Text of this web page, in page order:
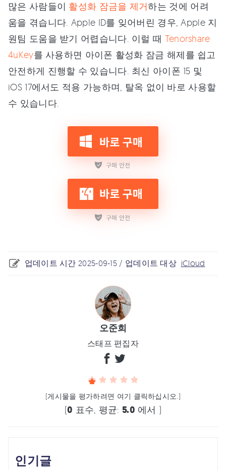
많은 사람들이 활성화 잠금을 제거하는 것에 어려
움을 겪습니다. Apple ID를 잊어버린 경우, Apple 지
원팀 도움을 받기 어렵습니다. 이럴 때 Tenorshare
4uKey를 사용하면 아이폰 활성화 잠금 해제를 쉽고
안전하게 진행할 수 있습니다. 최신 아이폰 15 및
iOS 17에서도 적용 가능하며, 탈옥 없이 바로 사용할
수 있습니다.
업데이트 시간 2025-09-15 / 업데이트 대상 iCloud
오준희
스태프 편집자
(게시물을 평가하려면 여기 클릭하십시오.)
(0 표수, 평균: 5.0 에서 )
인기글